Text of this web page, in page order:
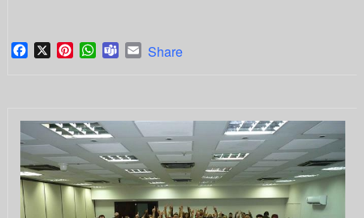
Facebook
X PinterestWhatsApp
TeamsEmail
Share